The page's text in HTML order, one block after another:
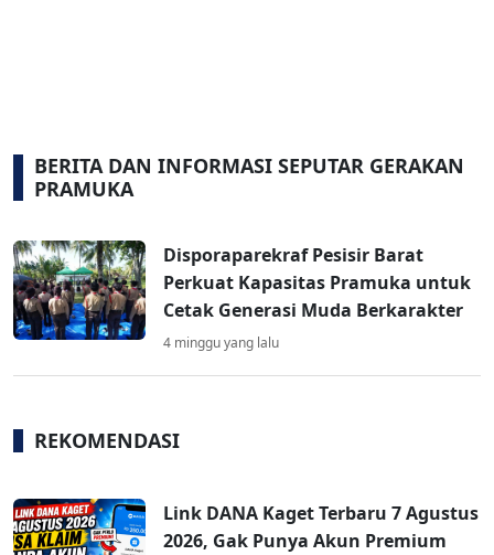
BERITA DAN INFORMASI SEPUTAR GERAKAN
PRAMUKA
Disporaparekraf Pesisir Barat
Perkuat Kapasitas Pramuka untuk
Cetak Generasi Muda Berkarakter
4 minggu yang lalu
REKOMENDASI
Link DANA Kaget Terbaru 7 Agustus
2026, Gak Punya Akun Premium